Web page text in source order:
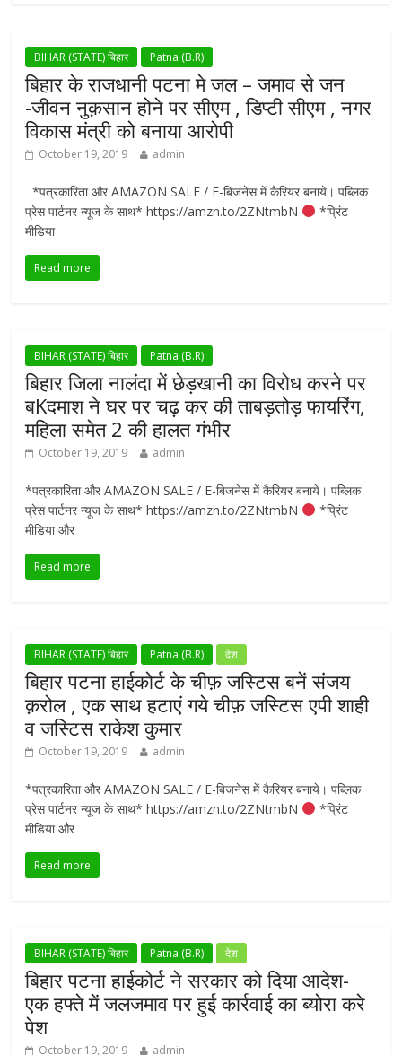
BIHAR (STATE) बिहार Patna (B.R)
बिहार के राजधानी पटना मे जल – जमाव से जन
-जीवन नुक़सान होने पर सीएम , डिप्टी सीएम , नगर
विकास मंत्री को बनाया आरोपी
October 19, 2019 admin
*पत्रकारिता और AMAZON SALE / E-बिजनेस में कैरियर बनाये। पब्लिक
प्रेस पार्टनर न्यूज के साथ* https://amzn.to/2ZNtmbN
*प्रिंट
मीडिया
Read more
BIHAR (STATE) बिहार Patna (B.R)
बिहार जिला नालंदा में छेड़खानी का विरोध करने पर
बKदमाश ने घर पर चढ़ कर की ताबड़तोड़ फायरिंग,
महिला समेत 2 की हालत गंभीर
October 19, 2019 admin
*पत्रकारिता और AMAZON SALE / E-बिजनेस में कैरियर बनाये। पब्लिक
प्रेस पार्टनर न्यूज के साथ* https://amzn.to/2ZNtmbN
*प्रिंट
मीडिया और
Read more
BIHAR (STATE) बिहार Patna (B.R) देश
बिहार पटना हाईकोर्ट के चीफ़ जस्टिस बनें संजय
क़रोल , एक साथ हटाएं गये चीफ़ जस्टिस एपी शाही
व जस्टिस राकेश कुमार
October 19, 2019 admin
*पत्रकारिता और AMAZON SALE / E-बिजनेस में कैरियर बनाये। पब्लिक
प्रेस पार्टनर न्यूज के साथ* https://amzn.to/2ZNtmbN
*प्रिंट
मीडिया और
Read more
BIHAR (STATE) बिहार Patna (B.R) देश
बिहार पटना हाईकोर्ट ने सरकार को दिया आदेश-
एक हफ्ते में जलजमाव पर हुई कार्रवाई का ब्योरा करे
पेश
October 19, 2019 admin